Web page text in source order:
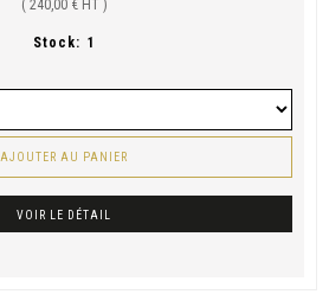
( 240,00 € HT )
Stock: 1
AJOUTER AU PANIER
VOIR LE DÉTAIL